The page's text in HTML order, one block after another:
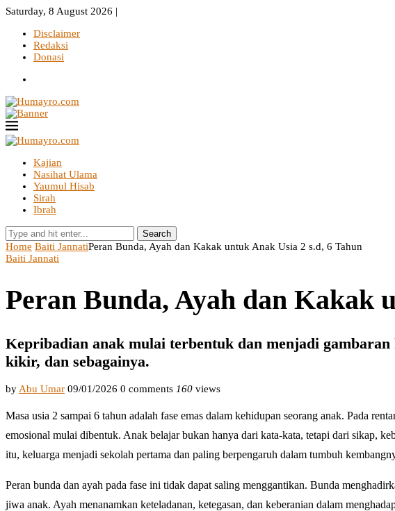
Saturday, 8 August 2026 |
Disclaimer
Redaksi
Donasi
Kajian
Nasihat Ulama
Yaumul Hisab
Sirah
Ibrah
Search
Home Baiti JannatiPeran Bunda, Ayah dan Kakak untuk Anak Usia 2 s.d, 6 Tahun
Baiti Jannati
Peran Bunda, Ayah dan Kakak
Kepribadian anak mulai terbentuk dan menjadi
kikir, dan sebagainya.
by Abu Umar 09/01/2026 0 comments 160 views
Masa usia 2 sampai 6 tahun adalah fase emas dalam kehidupan seorang anak. Pada
emosional mulai dibentuk. Anak belajar bukan hanya dari kata-kata, tetapi dari sikap,
itu, keluarga menjadi sekolah pertama dan paling berpengaruh dalam tumbuh
Peran bunda dan ayah pada fase ini tidak dapat saling menggantikan. Bunda
jiwa anak. Ayah menanamkan keteladanan, ketegasan, dan keberanian dalam